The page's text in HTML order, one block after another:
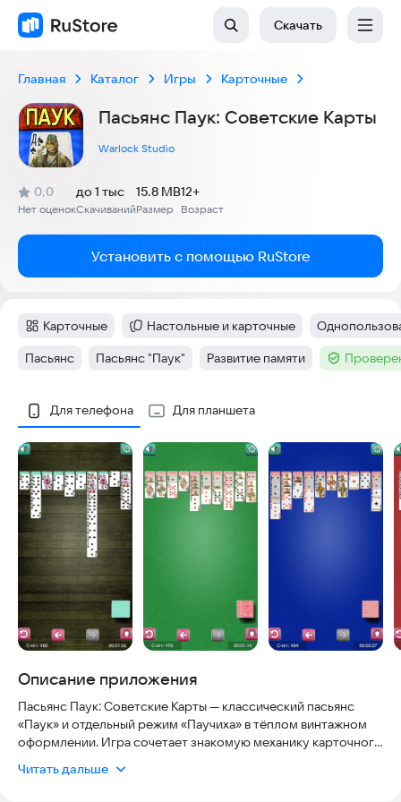
Скачать
Главная Каталог Игры Карточные
Пасьянс Паук: Советские Карты
Warlock Studio
Рейтинг:
0,0
(
Нет оценок
)
Скачиваний
до 1 тыс
Размер
15.8 MB
Возраст
12+
Установить с помощью RuStore
Категория:
Карточные Категория:
Настольные и карточные Тег:
Тег:
Пасьянс Тег:
Пасьянс "Паук" Тег:
Развитие памяти Тег :
Скриншоты
Для телефона Для планшета
Описание приложения
Пасьянс Паук: Советские Карты — классический пасьянс
«Паук» и отдельный режим «Паучиха» в тёплом винтажном
оформлении. Игра сочетает знакомую механику карточного
советские и русские карты с ретро-иллюстрациями в стиле
Читать дальше